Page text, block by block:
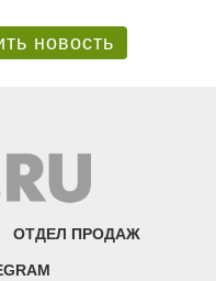
новость
ОТДЕЛ ПРОДАЖ